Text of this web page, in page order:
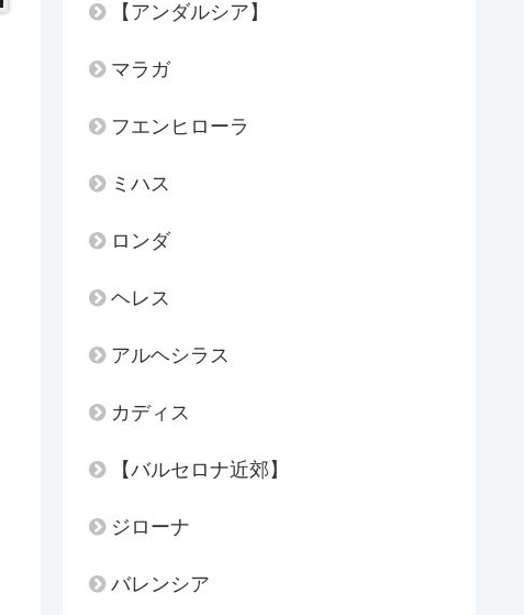
【アンダルシア】
マラガ
フエンヒローラ
ミハス
ロンダ
ヘレス
アルヘシラス
カディス
【バルセロナ近郊】
ジローナ
バレンシア